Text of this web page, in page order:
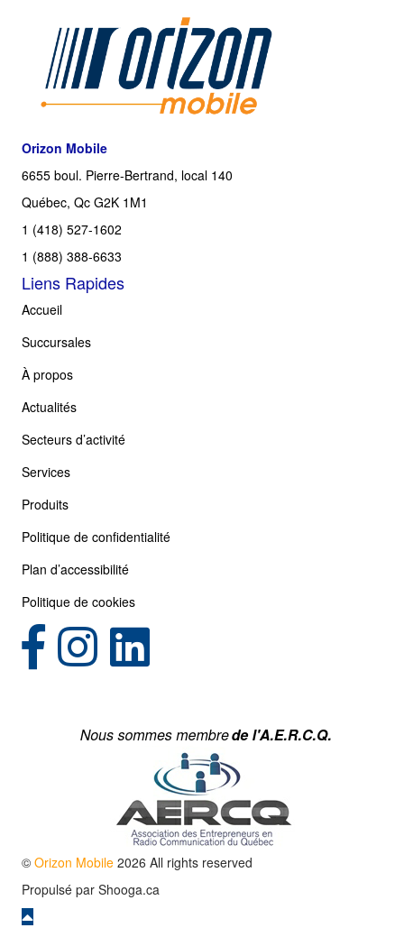
Orizon Mobile
6655 boul. Pierre-Bertrand, local 140
Québec, Qc G2K 1M1
1 (418) 527-1602
1 (888) 388-6633
Liens Rapides
Accueil
Succursales
À propos
Actualités
Secteurs d’activité
Services
Produits
Politique de confidentialité
Plan d’accessibilité
Politique de cookies
(opens in new tab)
(opens in new tab)
© Orizon Mobile 2026 All rights reserved
Propulsé par Shooga.ca